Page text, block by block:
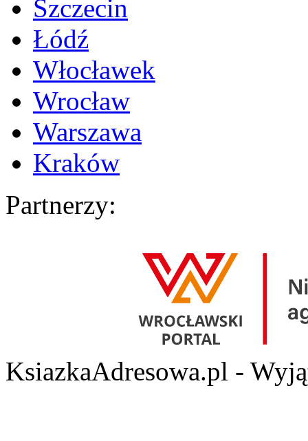
Szczecin
Łódź
Włocławek
Wrocław
Warszawa
Kraków
Partnerzy:
KsiazkaAdresowa.pl -